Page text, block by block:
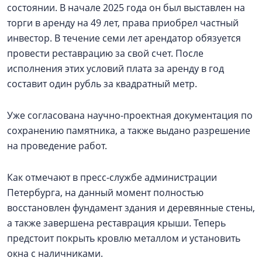
состоянии. В начале 2025 года он был выставлен на
торги в аренду на 49 лет, права приобрел частный
инвестор. В течение семи лет арендатор обязуется
провести реставрацию за свой счет. После
исполнения этих условий плата за аренду в год
составит один рубль за квадратный метр.
Уже согласована научно-проектная документация по
сохранению памятника, а также выдано разрешение
на проведение работ.
Как отмечают в пресс-службе администрации
Петербурга, на данный момент полностью
восстановлен фундамент здания и деревянные стены,
а также завершена реставрация крыши. Теперь
предстоит покрыть кровлю металлом и установить
окна с наличниками.